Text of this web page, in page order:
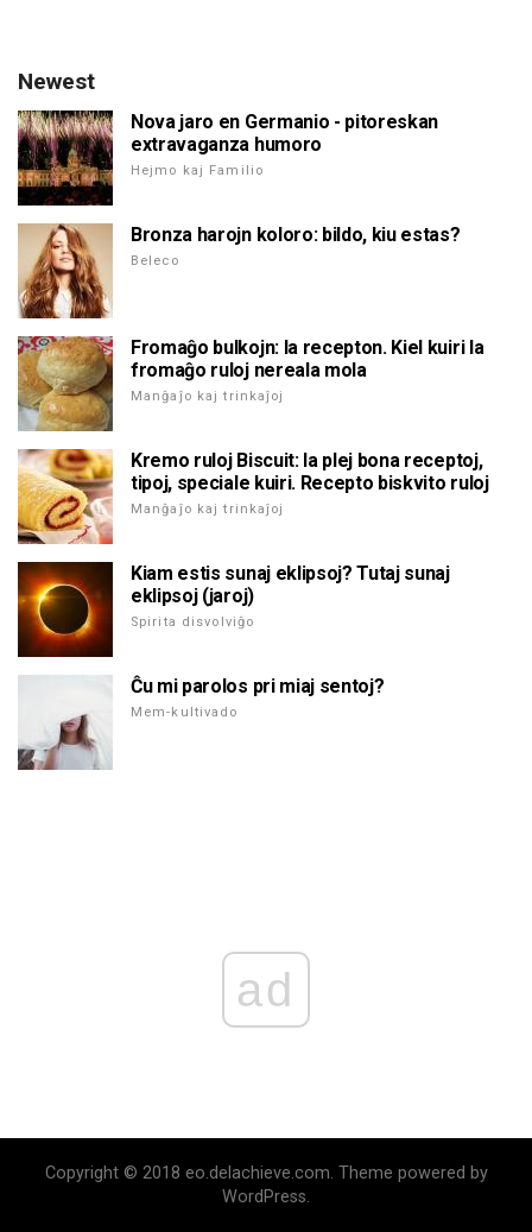
Newest
Nova jaro en Germanio - pitoreskan
extravaganza humoro
Hejmo kaj Familio
Bronza harojn koloro: bildo, kiu estas?
Beleco
Fromaĝo bulkojn: la recepton. Kiel kuiri la
fromaĝo ruloj nereala mola
Manĝaĵo kaj trinkaĵoj
Kremo ruloj Biscuit: la plej bona receptoj,
tipoj, speciale kuiri. Recepto biskvito ruloj
Manĝaĵo kaj trinkaĵoj
Kiam estis sunaj eklipsoj? Tutaj sunaj
eklipsoj (jaroj)
Spirita disvolviĝo
Ĉu mi parolos pri miaj sentoj?
Mem-kultivado
ad
Copyright © 2018 eo.delachieve.com. Theme powered by
WordPress.